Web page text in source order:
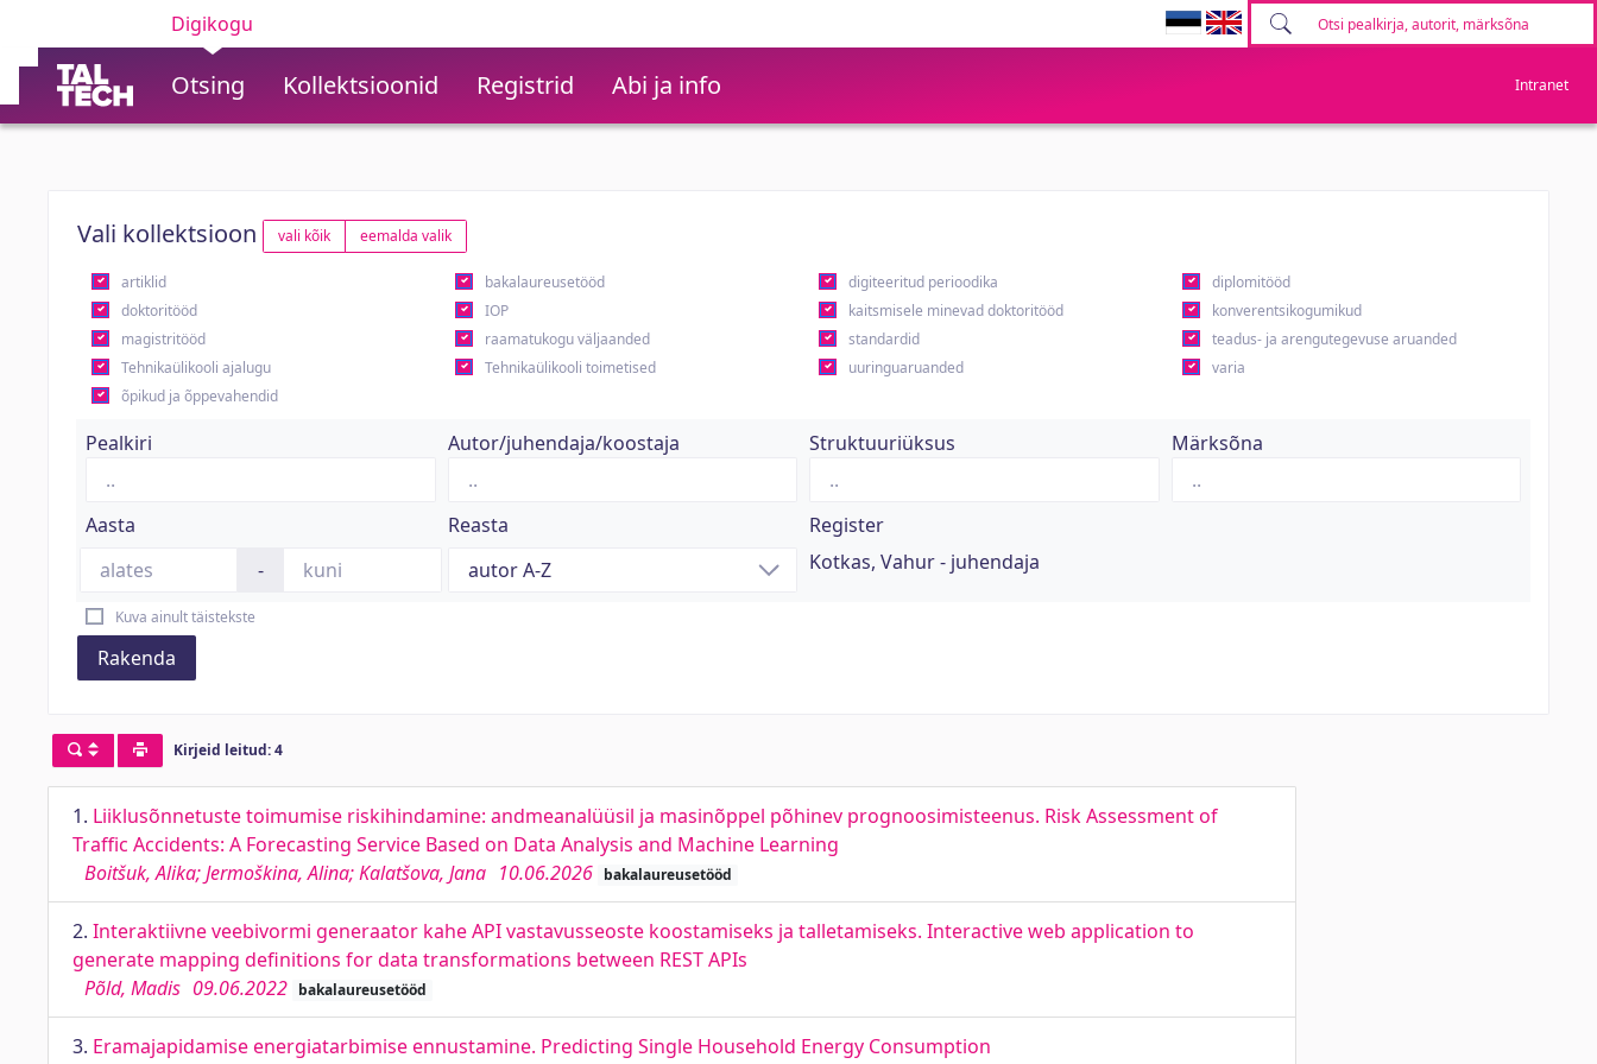
Digikogu
Otsing Kollektsioonid Registrid Abi ja info Intranet
Vali kollektsioon vali kõik eemalda valik
artiklid bakalaureusetööd digiteeritud perioodika
diplomitööd
doktoritööd
IOP kaitsmisele minevad doktoritööd
konverentsikogumikud
magistritööd
raamatukogu väljaanded standardid
teadus- ja arengutegevuse aruanded
Tehnikaülikooli ajalugu
Tehnikaülikooli toimetised uuringuaruanded
varia
õpikud ja õppevahendid
Pealkiri Autor/juhendaja/koostaja Struktuuriüksus Märksõna
Aasta
-
Reasta
Register
Kotkas, Vahur - juhendaja
Kuva ainult täistekste
Rakenda
Kirjeid leitud: 4
1. Liiklusõnnetuste toimumise riskihindamine: andmeanalüüsil ja masinõppel põhinev prognoosimisteenus. Risk Assessment of
Traffic Accidents: A Forecasting Service Based on Data Analysis and Machine Learning
Boitšuk, Alika; Jermoškina, Alina; Kalatšova, Jana 10.06.2026 bakalaureusetööd
2. Interaktiivne veebivormi generaator kahe API vastavusseoste koostamiseks ja talletamiseks. Interactive web application to
generate mapping definitions for data transformations between REST APIs
Põld, Madis 09.06.2022 bakalaureusetööd
3. Eramajapidamise energiatarbimise ennustamine. Predicting Single Household Energy Consumption